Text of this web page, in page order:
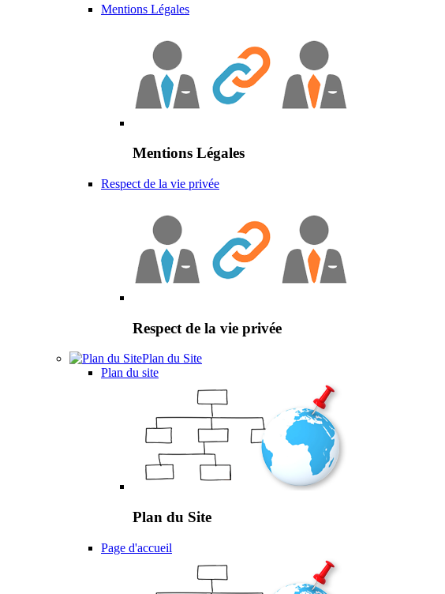
Mentions Légales
Mentions Légales
Respect de la vie privée
Respect de la vie privée
Plan du Site
Plan du site
Plan du Site
Page d'accueil